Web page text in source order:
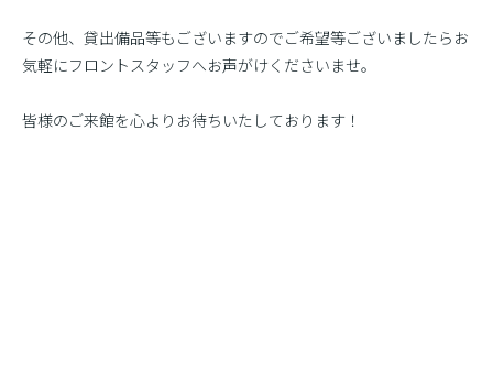
その他、貸出備品等もございますのでご希望等ございましたらお
気軽にフロントスタッフへお声がけくださいませ。
皆様のご来館を心よりお待ちいたしております！